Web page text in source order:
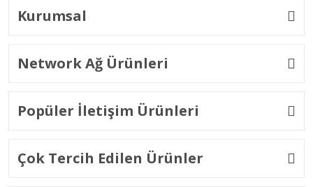
Kurumsal
Network Ağ Ürünleri
Popüler İletişim Ürünleri
Çok Tercih Edilen Ürünler